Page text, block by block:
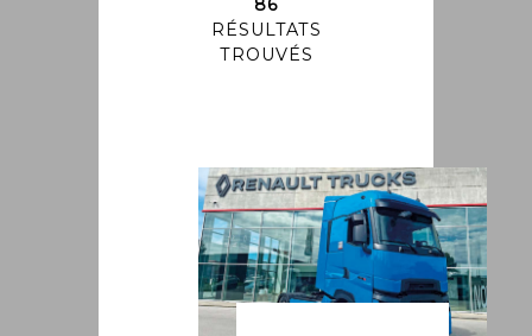
86
RÉSULTATS
TROUVÉS